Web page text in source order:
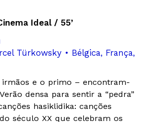
Ideal / 55’
Türkowsky • Bélgica, França,
irmãos e o primo – encontram-
densa para sentir a “pedra”
hasiklidika: canções
século XX que celebram os